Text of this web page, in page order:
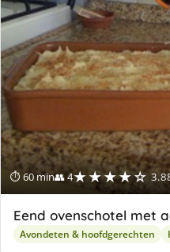
⏱ 60 min👥 4★★★★☆
Eend ovenschotel met
Avondeten & hoofdgerechten